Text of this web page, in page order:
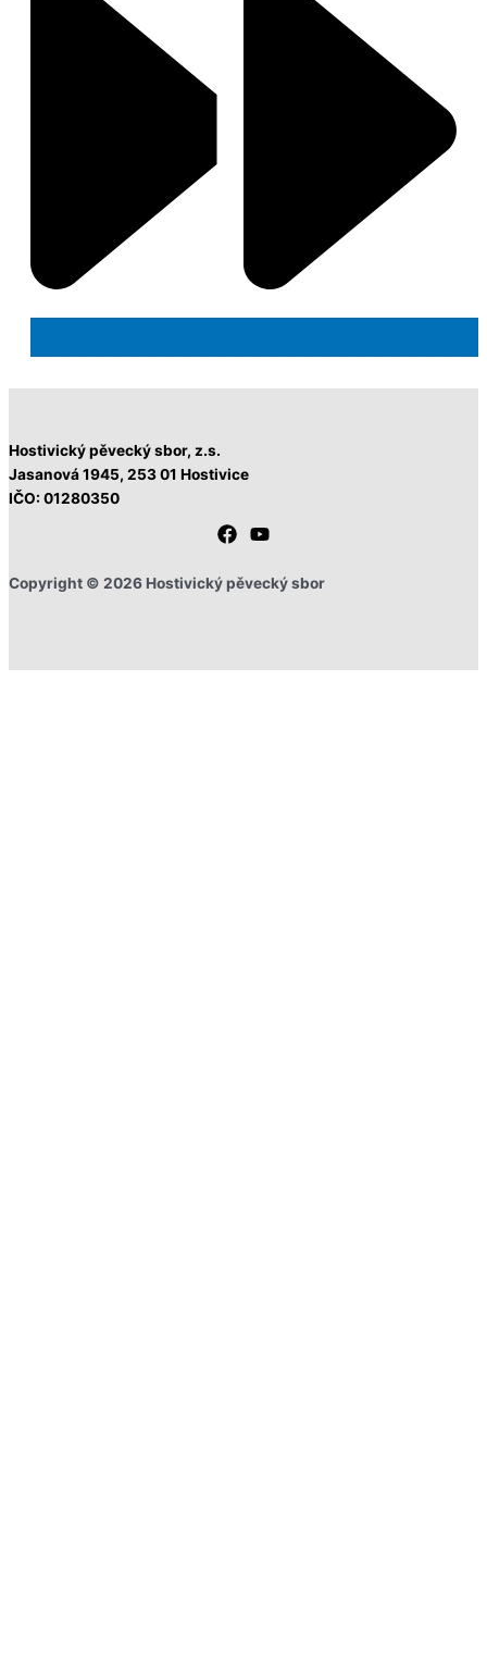
Hostivický pěvecký sbor, z.s.
Jasanová 1945, 253 01 Hostivice
IČO: 01280350
Copyright © 2026 Hostivický pěvecký sbor